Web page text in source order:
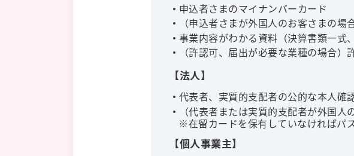
申込者さまのマイナンバーカード
（申込者さまが外国人のお客さまの場
事業内容がわかる資料（決算書類一式
（許認可、届出が必要な業種の場合
【法人】
代表者、実質的支配者の公的な本人確
（代表者または実質的支配者が外国
※在留カードを保有していなければパ
【個人事業主】